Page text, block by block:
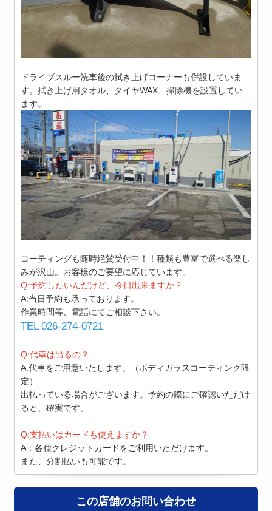
ドライブスルー洗車後の拭き上げコーナーも併設していま
す。拭き上げ用タオル、タイヤWAX、掃除機を設置してい
ます。
コーティングも随時絶賛受付中！！種類も豊富で選べる楽し
みが沢山。お客様のご要望に応じています。
Q:予約したいんだけど、今日出来ますか？
A:当日予約も承っております。
作業時間等、電話にてご相談下さい。
TEL 026-274-0721
Q:代車は出るの？
A:代車をご用意いたします。（ボディガラスコーティング限
定）
出払っている場合がございます。予約の際にご確認いただけ
ると、確実です。
Q:支払いはカードも使えますか？
A：各種クレジットカードをご利用いただけます。
また、分割払いも可能です。
この店舗のお問い合わせ